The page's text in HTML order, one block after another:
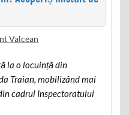
Valcean
la o locuință din
Traian, mobilizând mai
cadrul Inspectoratului